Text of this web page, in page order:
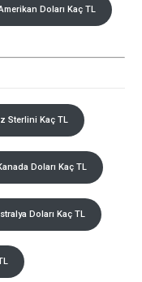
Doları Kaç TL
Sterlini Kaç TL
Doları Kaç TL
Doları Kaç TL